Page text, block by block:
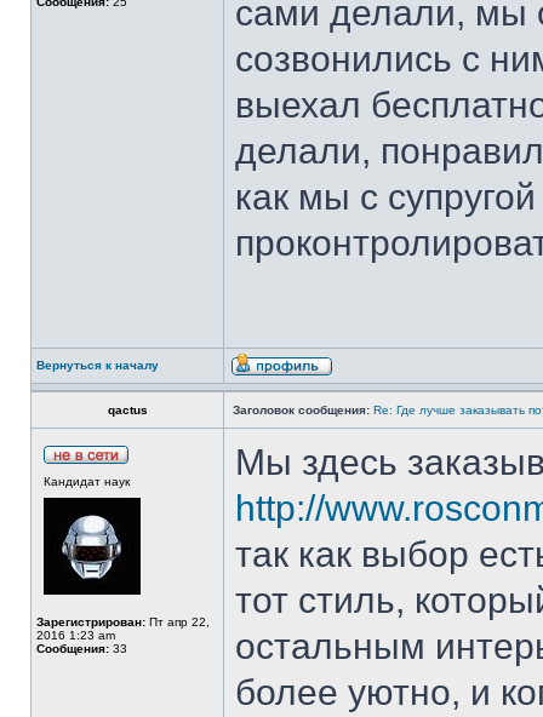
сами делали, мы
созвонились с
выехал
делали,
как мы с
Вернуться к началу
qactus Заголовок сообщения: Re: Где лучше заказывать
Кандидат наук
Зарегистрирован: Пт апр 22,
2016 1:23 am
Сообщения: 33
Мы здесь
http://
так как выбор
тот стиль,
остальным
более уютно, и